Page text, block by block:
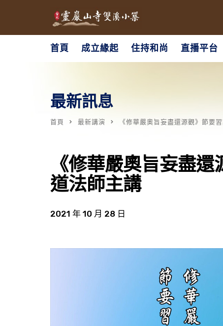
首頁 成立緣起 住持和尚 直播平台
最新訊息
首頁 最新講演 《修華嚴奧旨妄盡還源觀》節要
《修華嚴奧旨妄盡
道法師主講
2021 年 10 月 28 日